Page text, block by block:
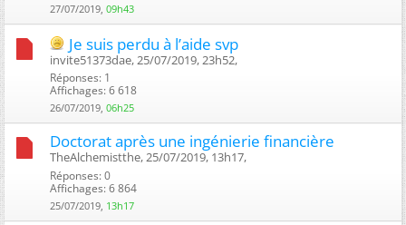
27/07/2019, 09h43
Je suis perdu à l’aide svp
invite51373dae, 25/07/2019, 23h52, ‎
Réponses: 1
Affichages: 6 618
26/07/2019, 06h25
Doctorat après une ingénierie financière
TheAlchemistthe, 25/07/2019, 13h17, ‎
Réponses: 0
Affichages: 6 864
25/07/2019, 13h17